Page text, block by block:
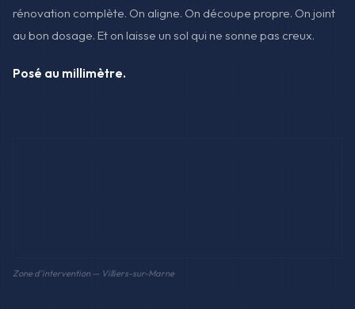
rénovation complète. On aligne. On découpe propre. On joint
au bon dosage. Et on laisse un sol qui ne sonne pas creux.
Posé au millimètre.
Zone d'intervention — Villiers-sur-Marne